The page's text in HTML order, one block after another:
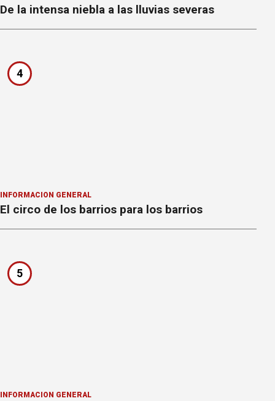
De la intensa niebla a las lluvias severas
4
INFORMACION GENERAL
El circo de los barrios para los barrios
5
INFORMACION GENERAL